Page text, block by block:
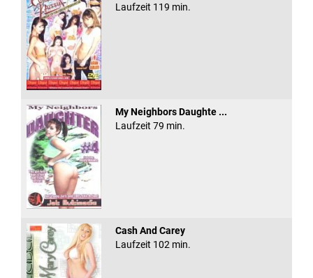
Laufzeit 119 min.
My Neighbors Daughte ...
Laufzeit 79 min.
Cash And Carey
Laufzeit 102 min.